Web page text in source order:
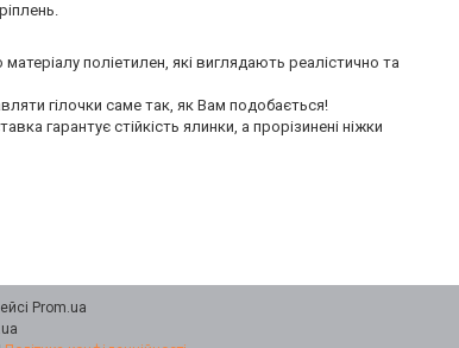
матеріалу поліетилен, які виглядають реалістично та
гілочки саме так, як Вам подобається!
гарантує стійкість ялинки, а прорізинені ніжки
Prom.ua